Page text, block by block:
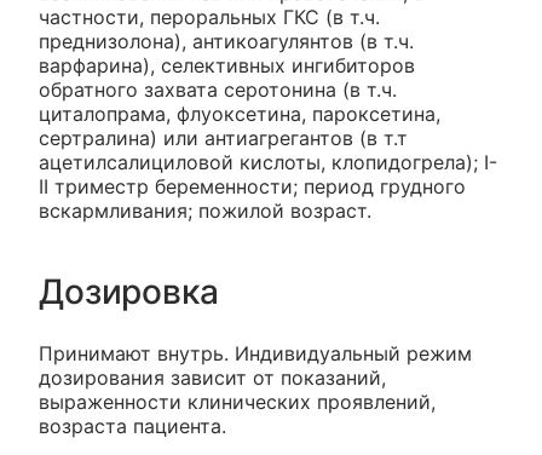
частности, пероральных ГКС (в т.ч.
преднизолона), антикоагулянтов (в т.ч.
варфарина), селективных ингибиторов
обратного захвата серотонина (в т.ч.
циталопрама, флуоксетина, пароксетина,
сертралина) или антиагрегантов (в т.т
ацетилсалициловой кислоты, клопидогрела); I-
II триместр беременности; период грудного
вскармливания; пожилой возраст.
Дозировка
Принимают внутрь. Индивидуальный режим
дозирования зависит от показаний,
выраженности клинических проявлений,
возраста пациента.